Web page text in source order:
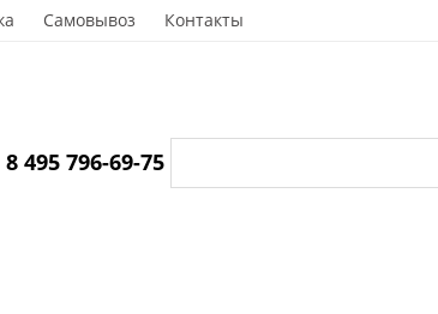
Самовывоз Контакты
8 495 796-69-75